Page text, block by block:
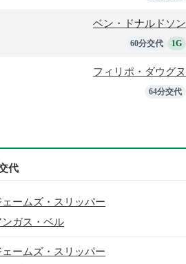
ベン・ドナルドソン
60分交代 1G
フィリポ・ダウグヌ
64分交代
代
ェームズ・スリッパー
ンガス・ベル
ェームズ・スリッパー